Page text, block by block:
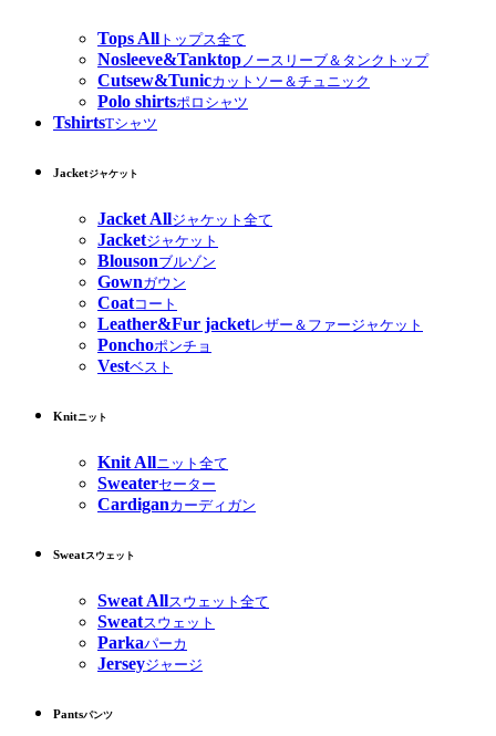
Tops All トップス全て
Nosleeve&Tanktop ノースリーブ＆タンクトップ
Cutsew&Tunicカットソー＆チュニック
Polo shirtsポロシャツ
TshirtsTシャツ
Jacketジャケット
Jacket Allジャケット全て
Jacketジャケット
Blousonブルゾン
Gownガウン
Coatコート
Leather&Fur jacketレザー＆ファージャケット
Ponchoポンチョ
Vestベスト
Knitニット
Knit Allニット全て
Sweaterセーター
Cardiganカーディガン
Sweatスウェット
Sweat Allスウェット全て
Sweatスウェット
Parkaパーカ
Jerseyジャージ
Pantsパンツ